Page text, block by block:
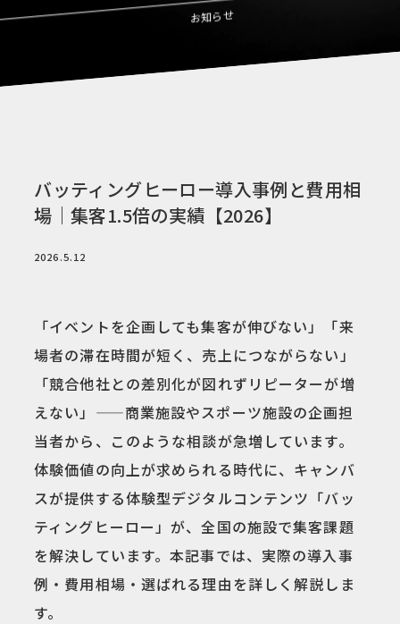
お知らせ
バッティングヒーロー導入事例と費用相
場｜集客1.5倍の実績【2026】
2026.5.12
「イベントを企画しても集客が伸びない」「来
場者の滞在時間が短く、売上につながらない」
「競合他社との差別化が図れずリピーターが増
えない」——商業施設やスポーツ施設の企画担
当者から、このような相談が急増しています。
体験価値の向上が求められる時代に、キャンバ
スが提供する体験型デジタルコンテンツ「バッ
ティングヒーロー」が、全国の施設で集客課題
を解決しています。本記事では、実際の導入事
例・費用相場・選ばれる理由を詳しく解説しま
す。